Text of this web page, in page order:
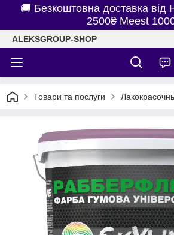
🚚 Безкоштовна доставка
2500₴ Meest
ALEKSGROUP-SHOP
Товари та послуги